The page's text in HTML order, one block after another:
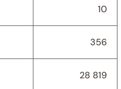
10
356
28 819